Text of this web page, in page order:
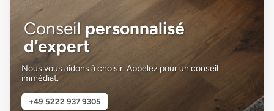
Conseil personnalisé
d’expert
Nous vous aidons à choisir. Appelez pour un conseil
immédiat.
+49 5222 937 9305